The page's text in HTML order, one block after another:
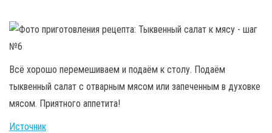
Всё хорошо перемешиваем и подаём к столу. Подаём
тыквенный салат с отварным мясом или запеченным в духовке
мясом. Приятного аппетита!
Источник